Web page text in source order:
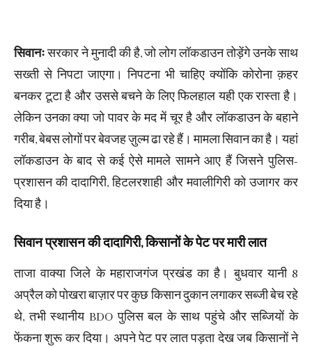
सिवानःसरकार ने मुनादी की है, जो लोग लॉकडाउन तोड़ेंगे उनके साथ
सख्ती से निपटा जाएगा। निपटना भी चाहिए क्योंकि कोरोना क़हर
बनकर टूटा है और उससे बचने के लिए फिलहाल यही एक रास्ता है।
लेकिन उनका क्या जो पावर के मद में चूर है और लॉकडाउन के बहाने
गरीब, बेबस लोगों पर बेवजह ज़ुल्म ढा रहे हैं। मामला सिवान का है। यहां
लॉकडाउन के बाद से कई ऐसे मामले सामने आए हैं जिसने पुलिस-
प्रशासन की दादागिरी, हिटलरशाही और मवालीगिरी को उजागर कर
दिया है।
सिवान प्रशासन की दादागिरी, किसानों के पेट पर मारी लात
ताजा वाक्या जिले के महाराजगंज प्रखंड का है। बुधवार यानी 8
अप्रैल को पोखरा बाज़ार पर कुछ किसान दुकान लगाकर सब्जी बेच रहे
थे, तभी स्थानीय BDO पुलिस बल के साथ पहुंचे और सब्जियों के
फेंकना शुरू कर दिया। अपने पेट पर लात पड़ता देख जब किसानों ने